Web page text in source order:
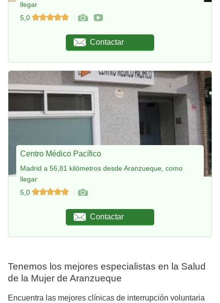
llegar
5,0
Contactar
Centro Médico Pacífico
Madrid a 56,81 kilómetros desde Aranzueque, como
llegar
5,0
Contactar
Tenemos los mejores especialistas en la Salud
de la Mujer de Aranzueque
Encuentra las mejores clínicas de interrupción voluntaria